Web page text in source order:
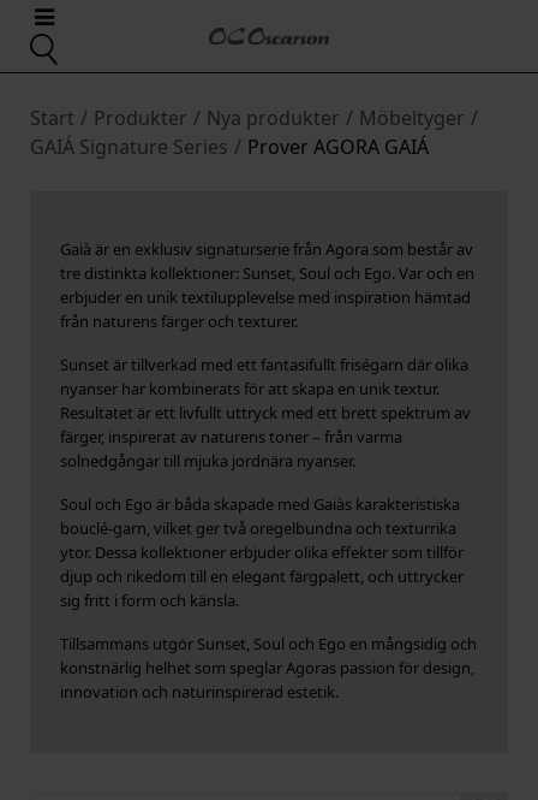
Start / Produkter / Nya produkter / Möbeltyger /
GAIÁ Signature Series / Prover AGORA GAIÁ
Gaià är en exklusiv signaturserie från Agora som består av
tre distinkta kollektioner: Sunset, Soul och Ego. Var och en
erbjuder en unik textilupplevelse med inspiration hämtad
från naturens färger och texturer.
Sunset är tillverkad med ett fantasifullt friségarn där olika
nyanser har kombinerats för att skapa en unik textur.
Resultatet är ett livfullt uttryck med ett brett spektrum av
färger, inspirerat av naturens toner – från varma
solnedgångar till mjuka jordnära nyanser.
Soul och Ego är båda skapade med Gaiàs karakteristiska
bouclé-garn, vilket ger två oregelbundna och texturrika
ytor. Dessa kollektioner erbjuder olika effekter som tillför
djup och rikedom till en elegant färgpalett, och uttrycker
sig fritt i form och känsla.
Tillsammans utgör Sunset, Soul och Ego en mångsidig och
konstnärlig helhet som speglar Agoras passion för design,
innovation och naturinspirerad estetik.